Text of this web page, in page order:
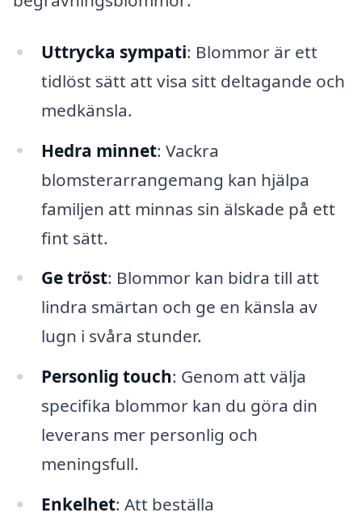
Uttrycka sympati: Blommor är ett
tidlöst sätt att visa sitt deltagande och
medkänsla.
Hedra minnet: Vackra
blomsterarrangemang kan hjälpa
familjen att minnas sin älskade på ett
fint sätt.
Ge tröst: Blommor kan bidra till att
lindra smärtan och ge en känsla av
lugn i svåra stunder.
Personlig touch: Genom att välja
specifika blommor kan du göra din
leverans mer personlig och
meningsfull.
Enkelhet: Att beställa